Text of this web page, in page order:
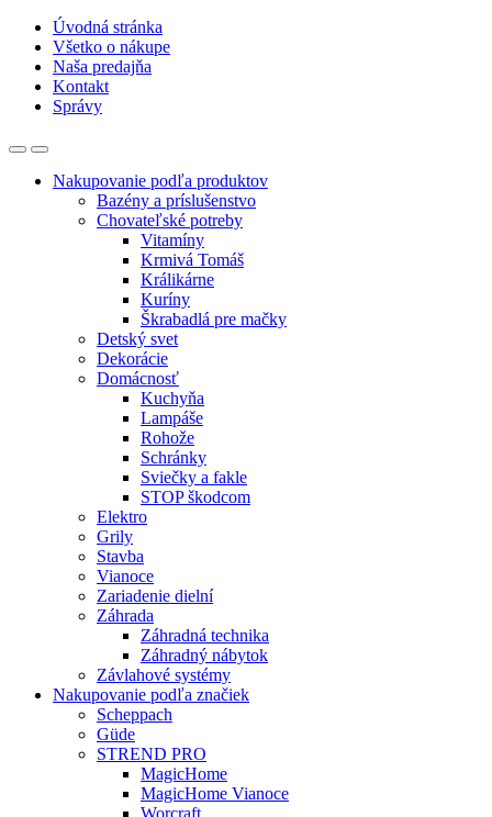
Úvodná stránka
Všetko o nákupe
Naša predajňa
Kontakt
Správy
Nakupovanie podľa produktov
Bazény a príslušenstvo
Chovateľské potreby
Vitamíny
Krmivá Tomáš
Králikárne
Kuríny
Škrabadlá pre mačky
Detský svet
Dekorácie
Domácnosť
Kuchyňa
Lampáše
Rohože
Schránky
Sviečky a fakle
STOP škodcom
Elektro
Grily
Stavba
Vianoce
Zariadenie dielní
Záhrada
Záhradná technika
Záhradný nábytok
Závlahové systémy
Nakupovanie podľa značiek
Scheppach
Güde
STREND PRO
MagicHome
MagicHome Vianoce
Worcraft